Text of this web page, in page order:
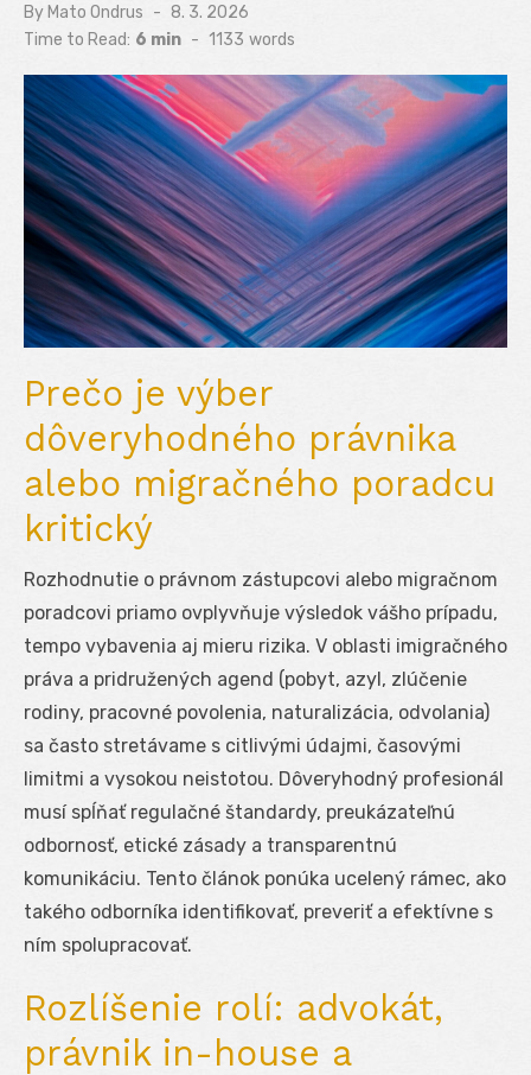
By Mato Ondrus
Posted
on
8. 3. 2026
Time to Read: 6 min - 1133 words
Prečo je výber
dôveryhodného právnika
alebo migračného poradcu
kritický
Rozhodnutie o právnom zástupcovi alebo migračnom
poradcovi priamo ovplyvňuje výsledok vášho prípadu,
tempo vybavenia aj mieru rizika. V oblasti imigračného
práva a pridružených agend (pobyt, azyl, zlúčenie
rodiny, pracovné povolenia, naturalizácia, odvolania)
sa často stretávame s citlivými údajmi, časovými
limitmi a vysokou neistotou. Dôveryhodný profesionál
musí spĺňať regulačné štandardy, preukázateľnú
odbornosť, etické zásady a transparentnú
komunikáciu. Tento článok ponúka ucelený rámec, ako
takého odborníka identifikovať, preveriť a efektívne s
ním spolupracovať.
Rozlíšenie rolí: advokát,
právnik in-house a